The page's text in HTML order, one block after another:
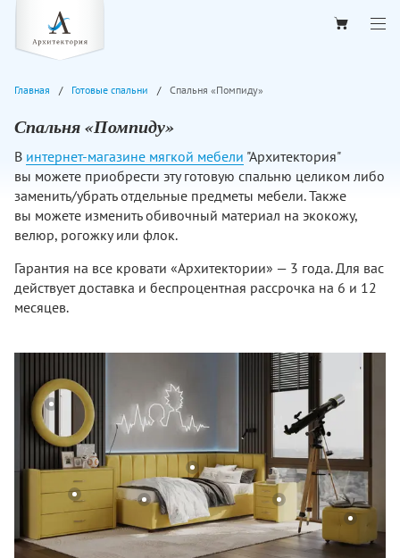
Главная Готовые спальни Спальня «Помпиду»
Спальня «Помпиду»
В интернет-магазине мягкой мебели "Архитектория"
вы можете приобрести эту готовую спальню целиком либо
заменить/убрать отдельные предметы мебели. Также
вы можете изменить обивочный материал на экокожу,
велюр, рогожку или флок.
Гарантия на все кровати «Архитектории» — 3 года. Для вас
действует доставка и беспроцентная рассрочка на 6 и 12
месяцев.